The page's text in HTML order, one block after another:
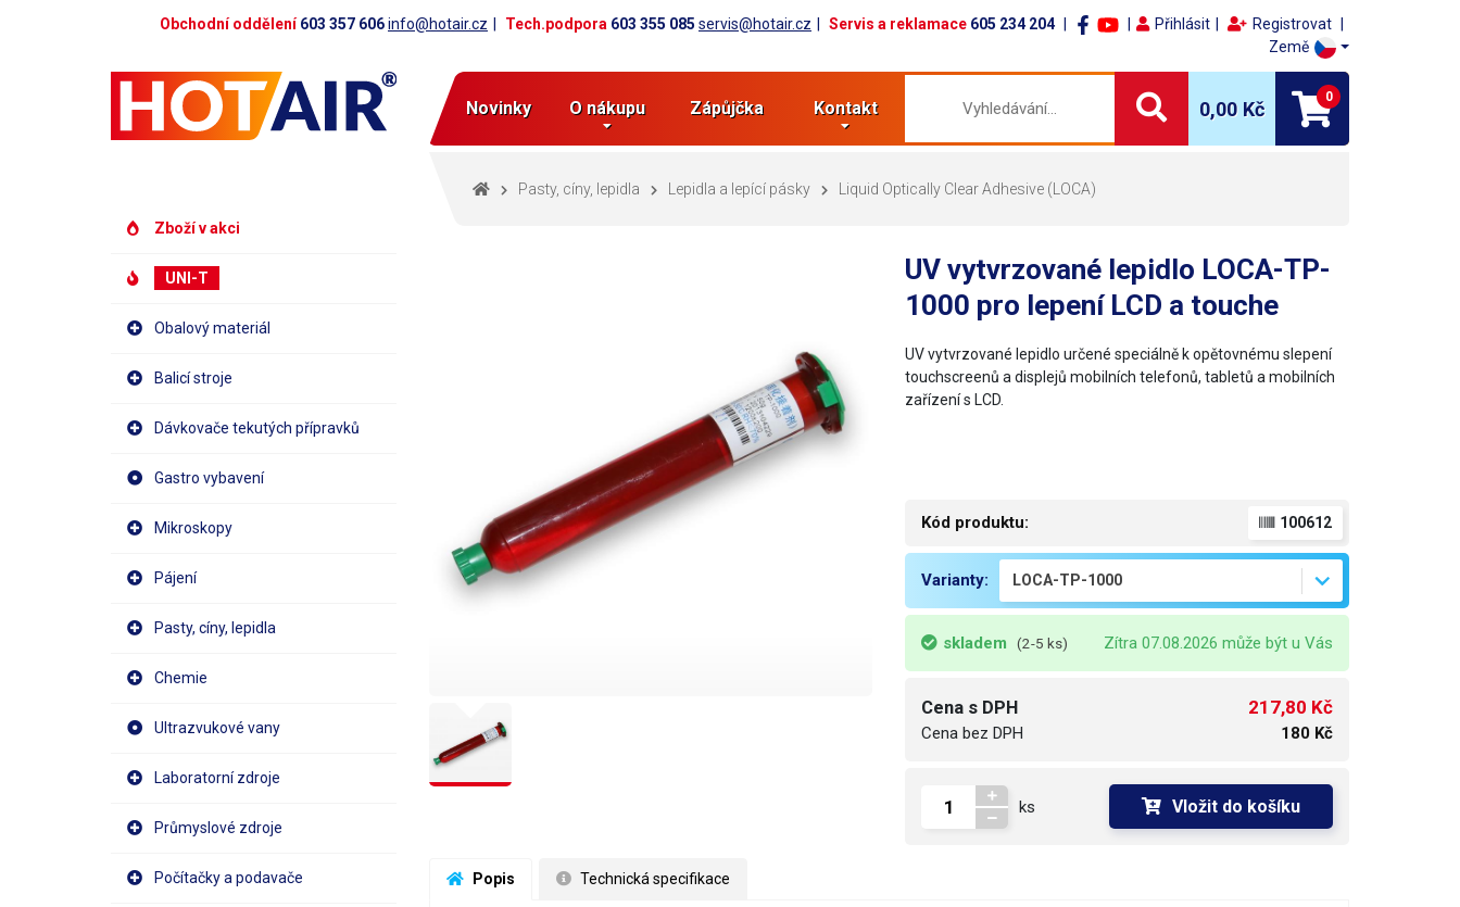
Obchodní oddělení603 357 606info@hotair.cz Tech.podpora 603 355 085 servis@hotair.cz Servis a reklamace 605 234 204 Přihlásit
Registrovat
Země
Novinky O nákupu Zápůjčka Kontakt 0,00 Kč
0
Zboží v akci
UNI-T
Obalový materiál
Balicí stroje
Dávkovače tekutých přípravků
Gastro vybavení
Mikroskopy
Pájení
Pasty, cíny, lepidla
Chemie
Ultrazvukové vany
Laboratorní zdroje
Průmyslové zdroje
Počítačky a podavače
Pasty, cíny, lepidla Lepidla a lepící pásky Liquid Optically Clear Adhesive (LOCA)
UV vytvrzované lepidlo LOCA-TP-
1000 pro lepení LCD a touche
UV vytvrzované lepidlo určené speciálně k opětovnému slepení
touchscreenů a displejů mobilních telefonů, tabletů a mobilních
zařízení s LCD.
Kód produktu: 100612
Varianty:
skladem (2-5 ks) Zítra 07.08.2026 může být u Vás
Cena s DPH
Cena bez DPH
217,80 Kč
180 Kč
ks Vložit do košíku
Popis Technická specifikace